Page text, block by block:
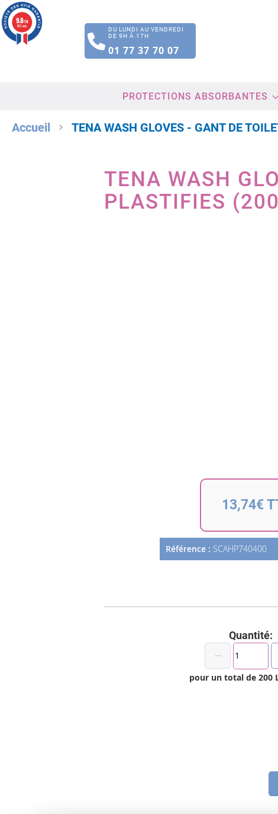
DU LUNDI AU VENDREDI
DE 9H À 17H
01 77 37 70 07
PROTECTIONS ABSORBANTES
Accueil TENA WASH GLOVES - GANT DE
TENA WASH
PLASTIFIES
13,74€
Référence : SCAHP740400
Quantité:
pour un total de 200
9.8/10
852 avis